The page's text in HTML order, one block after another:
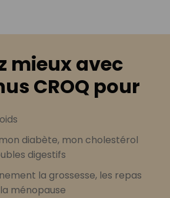
mieux avec
CROQ pour
diabète, mon cholestérol
digestifs
la grossesse, les repas
ménopause